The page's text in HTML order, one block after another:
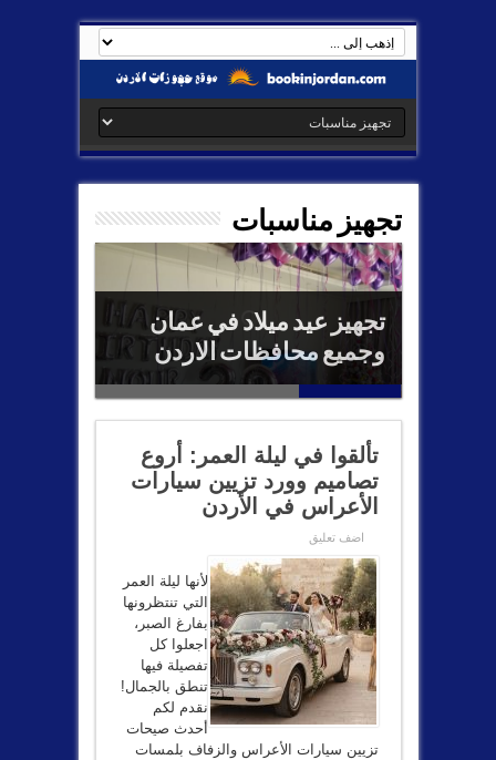
تجهيز مناسبات
تجهيز عيد ميلاد في عمان
وجميع محافظات الاردن
تألقوا في ليلة العمر: أروع
تصاميم وورد تزيين سيارات
الأعراس في الأردن
اضف تعليق
لأنها ليلة العمر
التي تنتظرونها
بفارغ الصبر،
اجعلوا كل
تفصيلة فيها
تنطق بالجمال!
نقدم لكم
أحدث صيحات
تزيين سيارات الأعراس والزفاف بلمسات